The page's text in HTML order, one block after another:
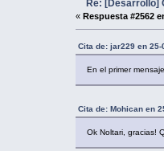
Re: [Desarrollo]
« Respuesta #2562
Cita de: jar229 en 25-
En el primer
Cita de: Mohican en
Ok Noltari, gracias!